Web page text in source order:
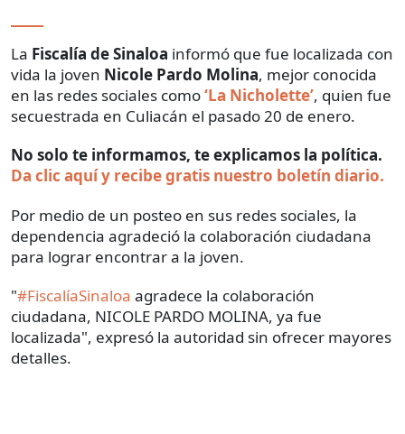
La Fiscalía de Sinaloa informó que fue localizada con
vida la joven Nicole Pardo Molina, mejor conocida
en las redes sociales como‘La Nicholette’, quien fue
secuestrada en Culiacán el pasado 20 de enero.
No solo te informamos, te explicamos la política.
Da clic aquí y recibe gratis nuestro boletín diario.
Por medio de un posteo en sus redes sociales, la
dependencia agradeció la colaboración ciudadana
para lograr encontrar a la joven.
"#FiscalíaSinaloa agradece la colaboración
ciudadana, NICOLE PARDO MOLINA, ya fue
localizada", expresó la autoridad sin ofrecer mayores
detalles.